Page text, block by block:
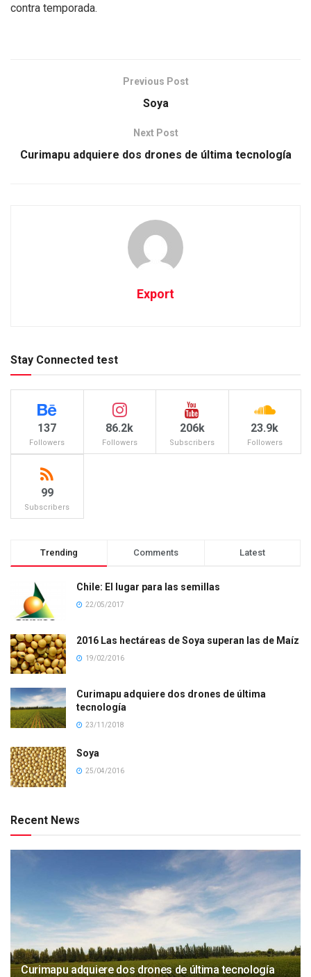
contra temporada.
Previous Post
Soya
Next Post
Curimapu adquiere dos drones de última tecnología
Export
Stay Connected test
137
Followers
86.2k
Followers
206k
Subscribers
23.9k
Followers
99
Subscribers
Trending Comments Latest
Chile: El lugar para las semillas
22/05/2017
2016 Las hectáreas de Soya superan las de Maíz
19/02/2016
Curimapu adquiere dos drones de última
tecnología
23/11/2018
Soya
25/04/2016
Recent News
Curimapu adquiere dos drones de última tecnología